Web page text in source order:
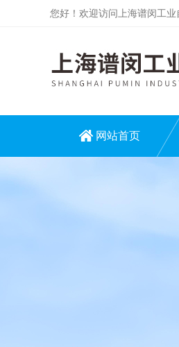
您好！欢迎访问上海谱闵工业
网站首页